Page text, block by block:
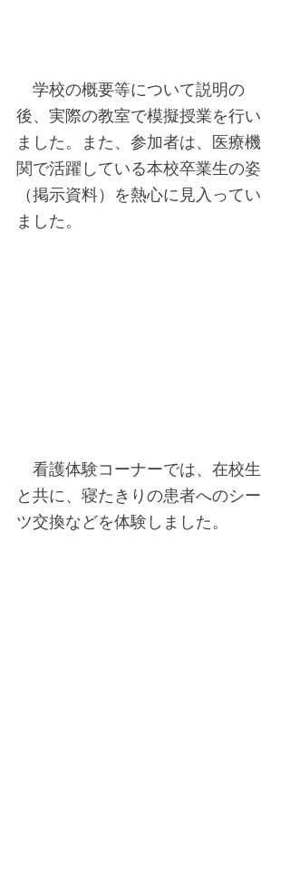
学校の概要等について説明の
後、実際の教室で模擬授業を行い
ました。また、参加者は、医療機
関で活躍している本校卒業生の姿
（掲示資料）を熱心に見入ってい
ました。
看護体験コーナーでは、在校生
と共に、寝たきりの患者へのシー
ツ交換などを体験しました。